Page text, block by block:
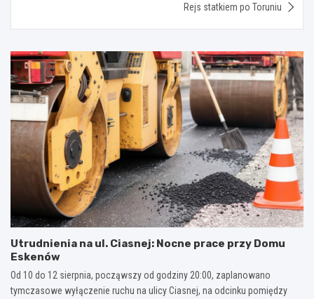
Rejs statkiem po Toruniu
Utrudnienia na ul. Ciasnej: Nocne prace przy Domu
Eskenów
Od 10 do 12 sierpnia, począwszy od godziny 20:00, zaplanowano
tymczasowe wyłączenie ruchu na ulicy Ciasnej, na odcinku pomiędzy